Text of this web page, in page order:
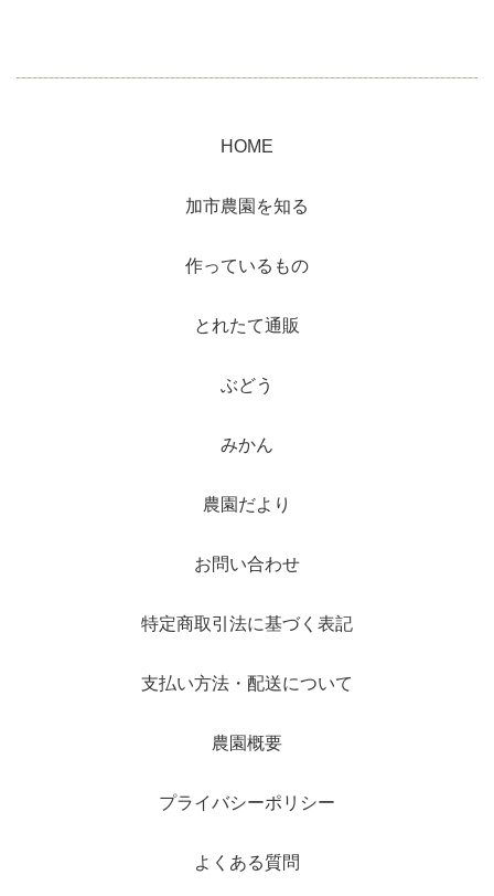
HOME
加市農園を知る
作っているもの
とれたて通販
ぶどう
みかん
農園だより
お問い合わせ
特定商取引法に基づく表記
支払い方法・配送について
農園概要
プライバシーポリシー
よくある質問